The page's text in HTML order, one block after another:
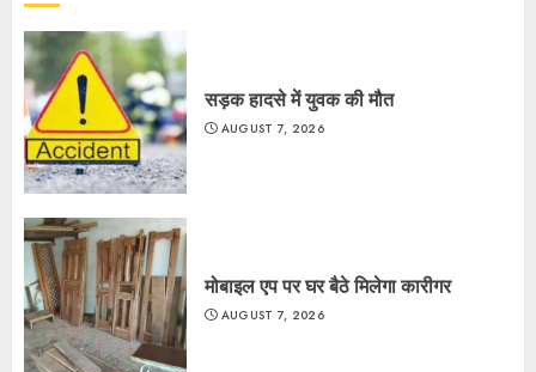
सड़क हादसे में युवक की मौत
AUGUST 7, 2026
मोबाइल एप पर घर बैठे मिलेगा कारीगर
AUGUST 7, 2026